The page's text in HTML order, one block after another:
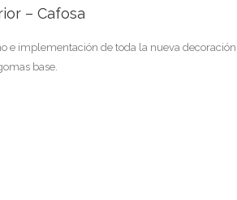
– Cafosa
e implementación de toda la nueva
base.